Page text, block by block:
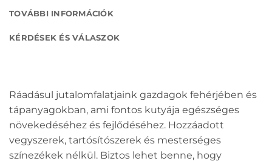
TOVÁBBI INFORMÁCIÓK
KÉRDÉSEK ÉS VÁLASZOK
Ráadásul jutalomfalatjaink gazdagok fehérjében és
tápanyagokban, ami fontos kutyája egészséges
növekedéséhez és fejlődéséhez. Hozzáadott
vegyszerek, tartósítószerek és mesterséges
színezékek nélkül. Biztos lehet benne, hogy